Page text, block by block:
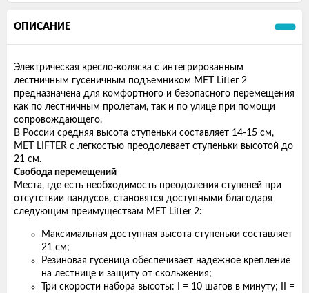
ОПИСАНИЕ
Электрическая кресло-коляска с интегрированным
лестничным гусеничным подъемником MET Lifter 2
предназначена для комфортного и безопасного перемещения
как по лестничным пролетам, так и по улице при помощи
сопровождающего.
В России средняя высота ступеньки составляет 14-15 см,
MET LIFTER с легкостью преодолевает ступеньки высотой до
21 см.
Свобода перемещений
Места, где есть необходимость преодоления ступеней при
отсутствии пандусов, становятся доступными благодаря
следующим преимуществам MET Lifter 2:
Максимальная доступная высота ступеньки составляет
21 см;
Резиновая гусеница обеспечивает надежное крепление
на лестнице и защиту от скольжения;
Три скорости набора высоты: I = 10 шагов в минуту; II =